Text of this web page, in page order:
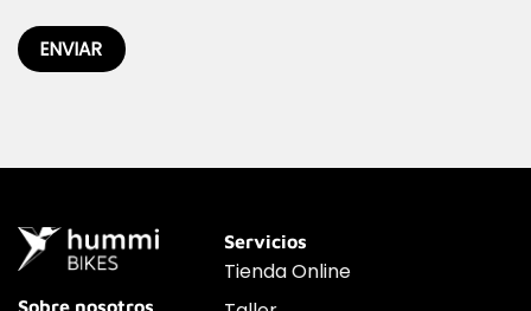
Servicios
Tienda Online